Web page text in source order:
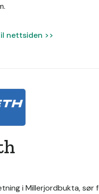
nettsiden >>
i Millerjordbukta, sør